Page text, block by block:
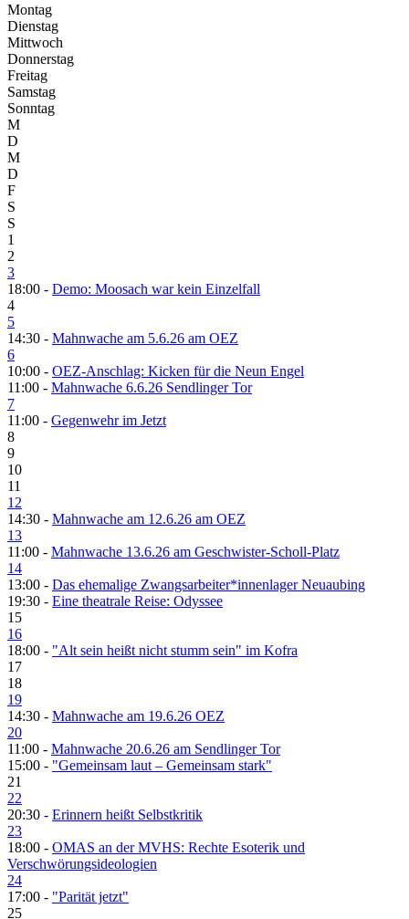
Montag
Dienstag
Mittwoch
Donnerstag
Freitag
Samstag
Sonntag
M
D
M
D
F
S
S
1
2
3
18:00 - Demo: Moosach war kein Einzelfall
4
5
14:30 - Mahnwache am 5.6.26 am OEZ
6
10:00 - OEZ-Anschlag: Kicken für die Neun Engel
11:00 - Mahnwache 6.6.26 Sendlinger Tor
7
11:00 - Gegenwehr im Jetzt
8
9
10
11
12
14:30 - Mahnwache am 12.6.26 am OEZ
13
11:00 - Mahnwache 13.6.26 am Geschwister-Scholl-Platz
14
13:00 - Das ehemalige Zwangsarbeiter*innenlager Neuaubing
19:30 - Eine theatrale Reise: Odyssee
15
16
18:00 - "Alt sein heißt nicht stumm sein" im Kofra
17
18
19
14:30 - Mahnwache am 19.6.26 OEZ
20
11:00 - Mahnwache 20.6.26 am Sendlinger Tor
15:00 - "Gemeinsam laut – Gemeinsam stark"
21
22
20:30 - Erinnern heißt Selbstkritik
23
18:00 - OMAS an der MVHS: Rechte Esoterik und
Verschwörungsideologien
24
17:00 - "Parität jetzt"
25